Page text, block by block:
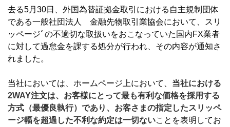
去る5月30日、外国為替証拠金取引における自主規制団体
である一般社団法人 金融先物取引業協会において、スリ
ッページﾞの不適切な取扱いをおこなっていた国内FX業者
に対して過怠金を課する処分が行われ、その内容が通知さ
れました。
当社においては、ホームページ上において、 当社における
2WAY注文は、お客様にとって最も有利な価格を採用する
方式（最優良執行）であり、お客さまの指定したスリッペ
ージ幅を超過した不利な約定は一切ないことを表明してお